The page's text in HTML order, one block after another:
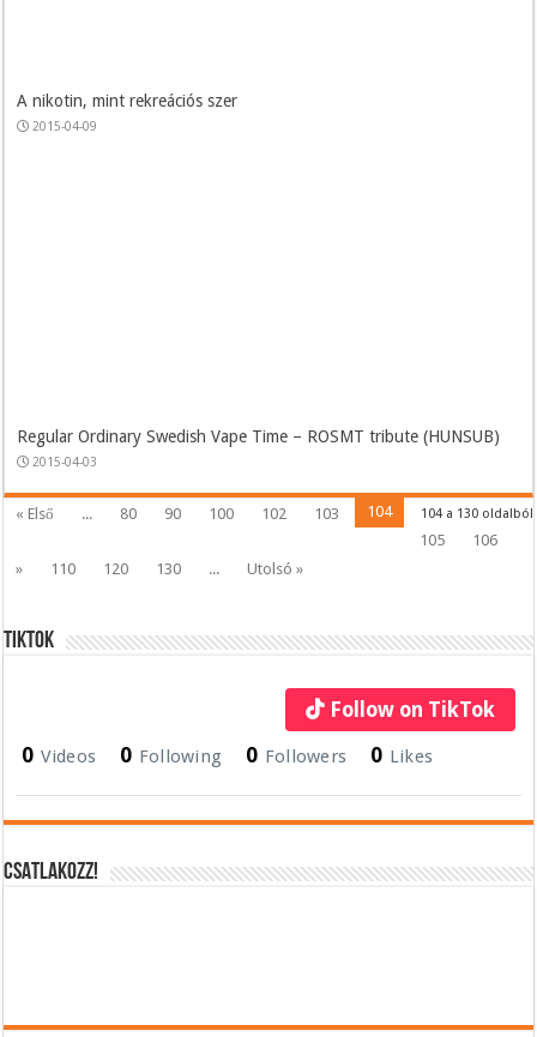
A nikotin, mint rekreációs szer
2015-04-09
Regular Ordinary Swedish Vape Time – ROSMT tribute (HUNSUB)
2015-04-03
104 a 130 oldalból
« Első ... 80 90 100 102 103
104
105
106
»
110 120 130 ... Utolsó »
Tiktok
Follow on TikTok
0 Videos 0 Following 0 Followers 0 Likes
CSATLAKOZZ!